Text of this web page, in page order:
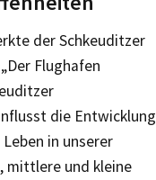
der Schkeuditzer
Flughafen
die Entwicklung
in unserer
mittlere und kleine